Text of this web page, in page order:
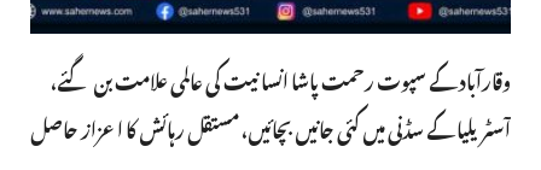
وقارآباد کے سپوت رحمت پاشا انسانیت کی عالمی علامت بن گئے،
آسٹریلیا کے سڈنی میں کئی جانیں بچائیں، مستقل رہائش کا اعزاز حاصل